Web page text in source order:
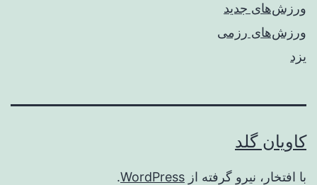
ورزش‌های جدید
ورزش‌های رزمی
یزد
کاویان گلد
با افتخار، نیرو گرفته از WordPress
.